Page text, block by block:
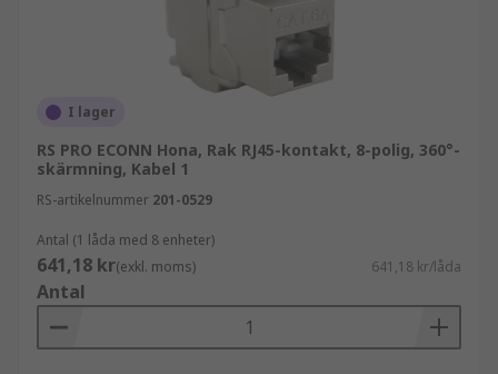
I lager
RS PRO ECONN Hona, Rak RJ45-kontakt, 8-polig, 360°-
skärmning, Kabel 1
RS-artikelnummer 201-0529
Antal (1 låda med 8 enheter)
641,18 kr(exkl. moms) 641,18 kr/låda
Antal